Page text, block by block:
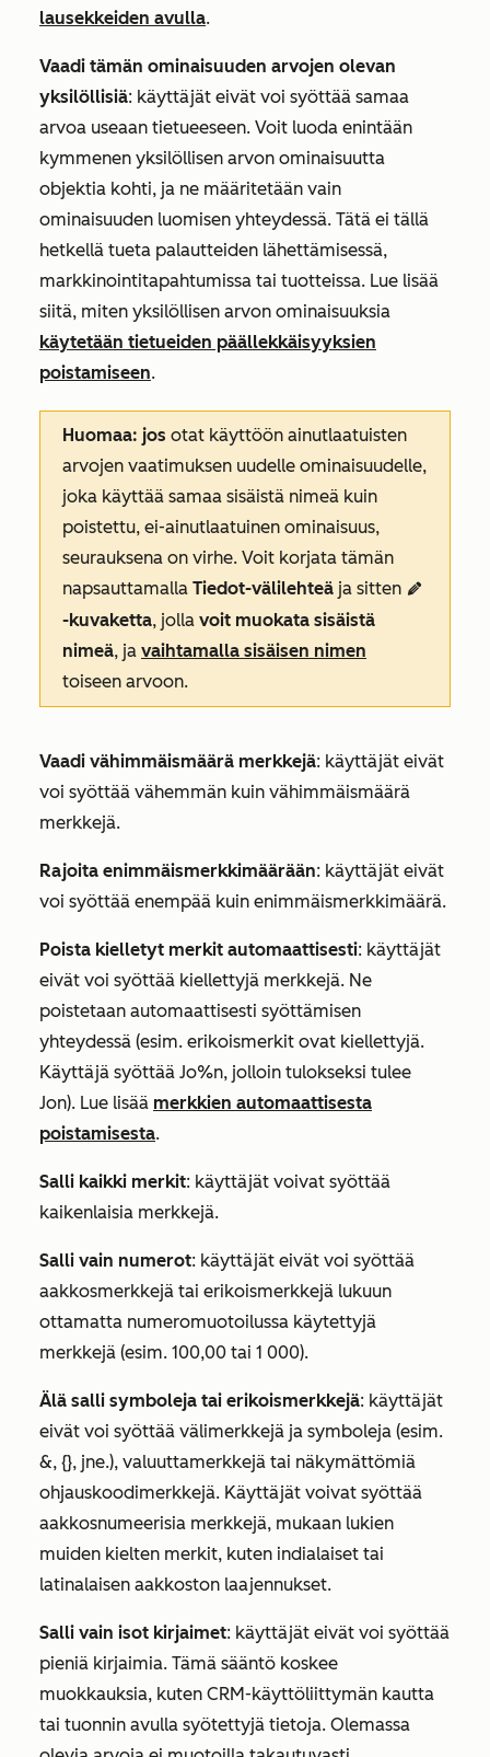
lausekkeiden avulla.
Vaadi tämän ominaisuuden arvojen olevan
yksilöllisiä: käyttäjät eivät voi syöttää samaa
arvoa useaan tietueeseen. Voit luoda enintään
kymmenen yksilöllisen arvon ominaisuutta
objektia kohti, ja ne määritetään vain
ominaisuuden luomisen yhteydessä. Tätä ei tällä
hetkellä tueta palautteiden lähettämisessä,
markkinointitapahtumissa tai tuotteissa. Lue lisää
siitä, miten yksilöllisen arvon ominaisuuksia
käytetään tietueiden päällekkäisyyksien
poistamiseen.
Huomaa: jos otat käyttöön ainutlaatuisten
arvojen vaatimuksen uudelle ominaisuudelle,
joka käyttää samaa sisäistä nimeä kuin
poistettu, ei-ainutlaatuinen ominaisuus,
seurauksena on virhe. Voit korjata tämän
napsauttamalla Tiedot-välilehteä ja sitten edit
-kuvaketta, jolla voit muokata sisäistä
nimeä, ja vaihtamalla sisäisen nimen
toiseen arvoon.
Vaadi vähimmäismäärä merkkejä: käyttäjät eivät
voi syöttää vähemmän kuin vähimmäismäärä
merkkejä.
Rajoita enimmäismerkkimäärään: käyttäjät eivät
voi syöttää enempää kuin enimmäismerkkimäärä.
Poista kielletyt merkit automaattisesti: käyttäjät
eivät voi syöttää kiellettyjä merkkejä. Ne
poistetaan automaattisesti syöttämisen
yhteydessä (esim. erikoismerkit ovat kiellettyjä.
Käyttäjä syöttää Jo%n, jolloin tulokseksi tulee
Jon). Lue lisää merkkien automaattisesta
poistamisesta.
Salli kaikki merkit: käyttäjät voivat syöttää
kaikenlaisia merkkejä.
Salli vain numerot: käyttäjät eivät voi syöttää
aakkosmerkkejä tai erikoismerkkejä lukuun
ottamatta numeromuotoilussa käytettyjä
merkkejä (esim. 100,00 tai 1 000).
Älä salli symboleja tai erikoismerkkejä: käyttäjät
eivät voi syöttää välimerkkejä ja symboleja (esim.
&, {}, jne.), valuuttamerkkejä tai näkymättömiä
ohjauskoodimerkkejä. Käyttäjät voivat syöttää
aakkosnumeerisia merkkejä, mukaan lukien
muiden kielten merkit, kuten indialaiset tai
latinalaisen aakkoston laajennukset.
Salli vain isot kirjaimet: käyttäjät eivät voi syöttää
pieniä kirjaimia. Tämä sääntö koskee
muokkauksia, kuten CRM-käyttöliittymän kautta
tai tuonnin avulla syötettyjä tietoja. Olemassa